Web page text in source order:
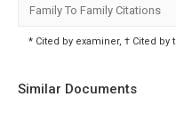
Family To Family Citations
* Cited by examiner, † Cited by
Similar Documents